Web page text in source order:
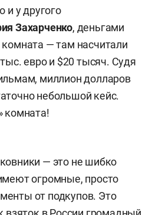
и у другого
Захарченко, деньгами
— там насчитали
евро и $20 тысяч. Судя
миллион долларов
небольшой кейс.
комната!
— это не шибко
огромные, просто
от подкупов. Это